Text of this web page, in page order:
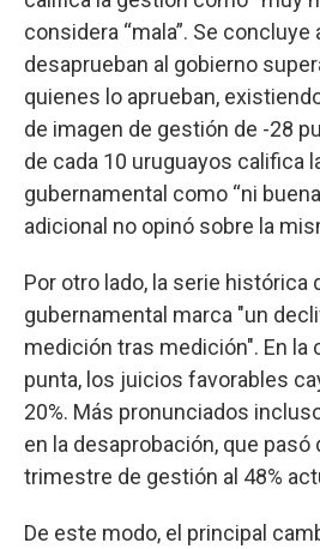
considera “mala”. Se
desaprueban al gobierno
quienes lo aprueban,
de imagen de gestión de -28
de cada 10 uruguayos califica
gubernamental como “ni
adicional no opinó sobre la
Por otro lado, la serie histórica
gubernamental marca "un
medición tras medición". En la
punta, los juicios favorables
20%. Más pronunciados
en la desaprobación, que pasó
trimestre de gestión al 48%
De este modo, el principal